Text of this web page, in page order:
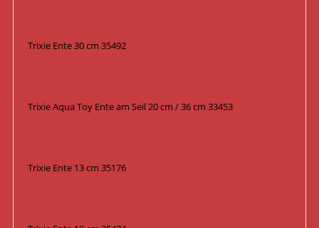
Trixie Ente 30 cm 35492
Trixie Aqua Toy Ente am Seil 20 cm / 36 cm 33453
Trixie Ente 13 cm 35176